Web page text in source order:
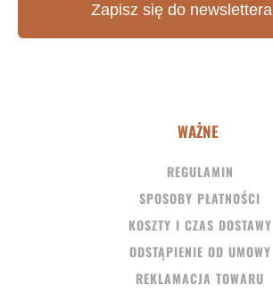
Zapisz się do newslettera
WAŻNE
REGULAMIN
SPOSOBY PŁATNOŚCI
KOSZTY I CZAS DOSTAWY
ODSTĄPIENIE OD UMOWY
REKLAMACJA TOWARU